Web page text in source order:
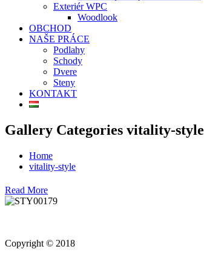
Exteriér WPC
Woodlook
OBCHOD
NAŠE PRÁCE
Podlahy
Schody
Dvere
Steny
KONTAKT
Gallery Categories vitality-style
Home
vitality-style
Read More
Copyright © 2018